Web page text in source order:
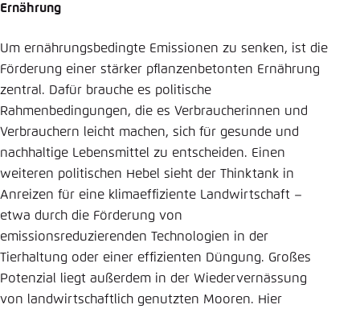
Ernährung
Um ernährungsbedingte Emissionen zu senken, ist die
Förderung einer stärker pflanzenbetonten Ernährung
zentral. Dafür brauche es politische
Rahmenbedingungen, die es Verbraucherinnen und
Verbrauchern leicht machen, sich für gesunde und
nachhaltige Lebensmittel zu entscheiden. Einen
weiteren politischen Hebel sieht der Thinktank in
Anreizen für eine klimaeffiziente Landwirtschaft –
etwa durch die Förderung von
emissionsreduzierenden Technologien in der
Tierhaltung oder einer effizienten Düngung. Großes
Potenzial liegt außerdem in der Wiedervernässung
von landwirtschaftlich genutzten Mooren. Hier